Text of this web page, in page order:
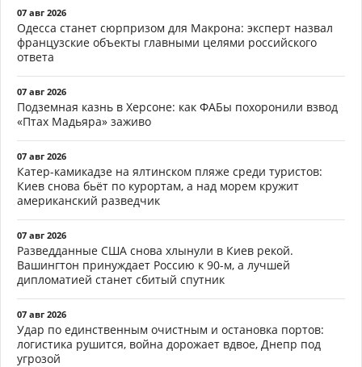
07 авг 2026
Одесса станет сюрпризом для Макрона: эксперт назвал
французские объекты главными целями российского
ответа
07 авг 2026
Подземная казнь в Херсоне: как ФАБы похоронили взвод
«Птах Мадьяра» заживо
07 авг 2026
Катер-камикадзе на ялтинском пляже среди туристов:
Киев снова бьёт по курортам, а над морем кружит
американский разведчик
07 авг 2026
Разведданные США снова хлынули в Киев рекой.
Вашингтон принуждает Россию к 90-м, а лучшей
дипломатией станет сбитый спутник
07 авг 2026
Удар по единственным очистным и остановка портов:
логистика рушится, война дорожает вдвое, Днепр под
угрозой